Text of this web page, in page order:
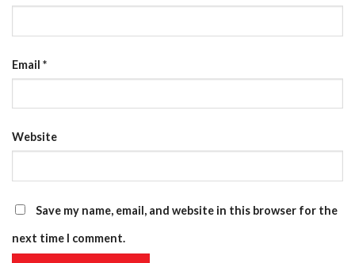
Email *
Website
Save my name, email, and website in this browser for the
next time I comment.